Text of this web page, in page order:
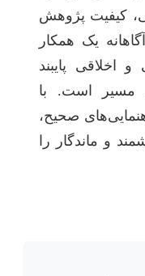
کیفیت پژوهش
یک همکار
پایبند
مسیر است. با
صحیح،
و ماندگار را